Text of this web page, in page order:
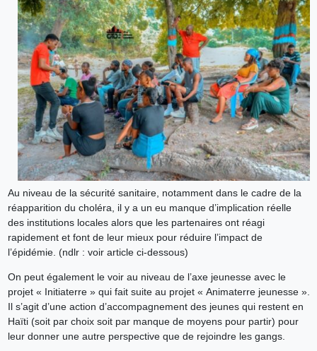
Au niveau de la sécurité sanitaire, notamment dans le cadre de la
réapparition du choléra, il y a un eu manque d’implication réelle
des institutions locales alors que les partenaires ont réagi
rapidement et font de leur mieux pour réduire l’impact de
l’épidémie. (ndlr : voir article ci-dessous)
On peut également le voir au niveau de l’axe jeunesse avec le
projet « Initiaterre » qui fait suite au projet « Animaterre jeunesse ».
Il s’agit d’une action d’accompagnement des jeunes qui restent en
Haïti (soit par choix soit par manque de moyens pour partir) pour
leur donner une autre perspective que de rejoindre les gangs.